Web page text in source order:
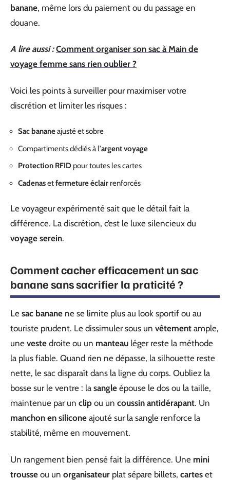
banane, même lors du paiement ou du passage en
douane.
A lire aussi : Comment organiser son sac à Main de
voyage femme sans rien oublier ?
Voici les points à surveiller pour maximiser votre
discrétion et limiter les risques :
Sac bananeajusté et sobre
Compartiments dédiés à l’argent voyage
Protection RFID pour toutes les cartes
Cadenasetfermeture éclair renforcés
Le voyageur expérimenté sait que le détail fait la
différence. La discrétion, c’est le luxe silencieux du
voyage serein.
Comment cacher efficacement un sac
banane sans sacrifier la praticité ?
Le sac banane ne se limite plus au look sportif ou au
touriste prudent. Le dissimuler sous un vêtement ample,
une veste droite ou un manteau léger reste la méthode
la plus fiable. Quand rien ne dépasse, la silhouette reste
nette, le sac disparaît dans la ligne du corps. Oubliez la
bosse sur le ventre : la sangle épouse le dos ou la taille,
maintenue par un clip ou un coussin antidérapant. Un
manchon en silicone ajouté sur la sangle renforce la
stabilité, même en mouvement.
Un rangement bien pensé fait la différence. Une mini
trousse ou un organisateur plat sépare billets, cartes et